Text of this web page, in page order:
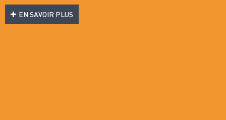
EN SAVOIR PLUS